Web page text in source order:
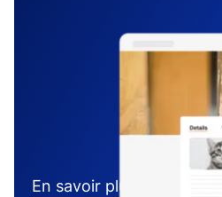
En savoir plus